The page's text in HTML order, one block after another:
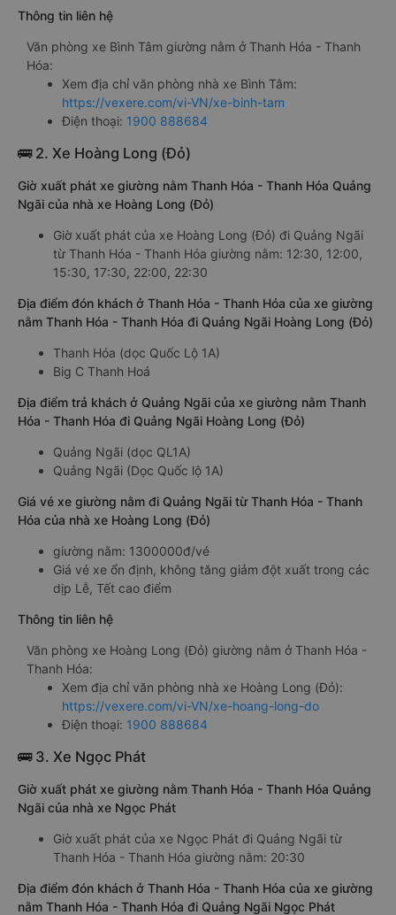
Thông tin liên hệ
Văn phòng xe Bình Tâm giường nằm ở Thanh Hóa - Thanh
Hóa:
Xem địa chỉ văn phòng nhà xe Bình Tâm:
https://vexere.com/vi-VN/xe-binh-tam
Điện thoại: 1900 888684
🚌 2. Xe Hoàng Long (Đỏ)
Giờ xuất phát xe giường nằm Thanh Hóa - Thanh Hóa Quảng
Ngãi của nhà xe Hoàng Long (Đỏ)
Giờ xuất phát của xe Hoàng Long (Đỏ) đi Quảng Ngãi
từ Thanh Hóa - Thanh Hóa giường nằm: 12:30, 12:00,
15:30, 17:30, 22:00, 22:30
Địa điểm đón khách ở Thanh Hóa - Thanh Hóa của xe giường
nằm Thanh Hóa - Thanh Hóa đi Quảng Ngãi Hoàng Long (Đỏ)
Thanh Hóa (dọc Quốc Lộ 1A)
Big C Thanh Hoá
Địa điểm trả khách ở Quảng Ngãi của xe giường nằm Thanh
Hóa - Thanh Hóa đi Quảng Ngãi Hoàng Long (Đỏ)
Quảng Ngãi (dọc QL1A)
Quảng Ngãi (Dọc Quốc lộ 1A)
Giá vé xe giường nằm đi Quảng Ngãi từ Thanh Hóa - Thanh
Hóa của nhà xe Hoàng Long (Đỏ)
giường nằm: 1300000đ/vé
Giá vé xe ổn định, không tăng giảm đột xuất trong các
dịp Lễ, Tết cao điểm
Thông tin liên hệ
Văn phòng xe Hoàng Long (Đỏ) giường nằm ở Thanh Hóa -
Thanh Hóa:
Xem địa chỉ văn phòng nhà xe Hoàng Long (Đỏ):
https://vexere.com/vi-VN/xe-hoang-long-do
Điện thoại: 1900 888684
🚌 3. Xe Ngọc Phát
Giờ xuất phát xe giường nằm Thanh Hóa - Thanh Hóa Quảng
Ngãi của nhà xe Ngọc Phát
Giờ xuất phát của xe Ngọc Phát đi Quảng Ngãi từ
Thanh Hóa - Thanh Hóa giường nằm: 20:30
Địa điểm đón khách ở Thanh Hóa - Thanh Hóa của xe giường
nằm Thanh Hóa - Thanh Hóa đi Quảng Ngãi Ngọc Phát